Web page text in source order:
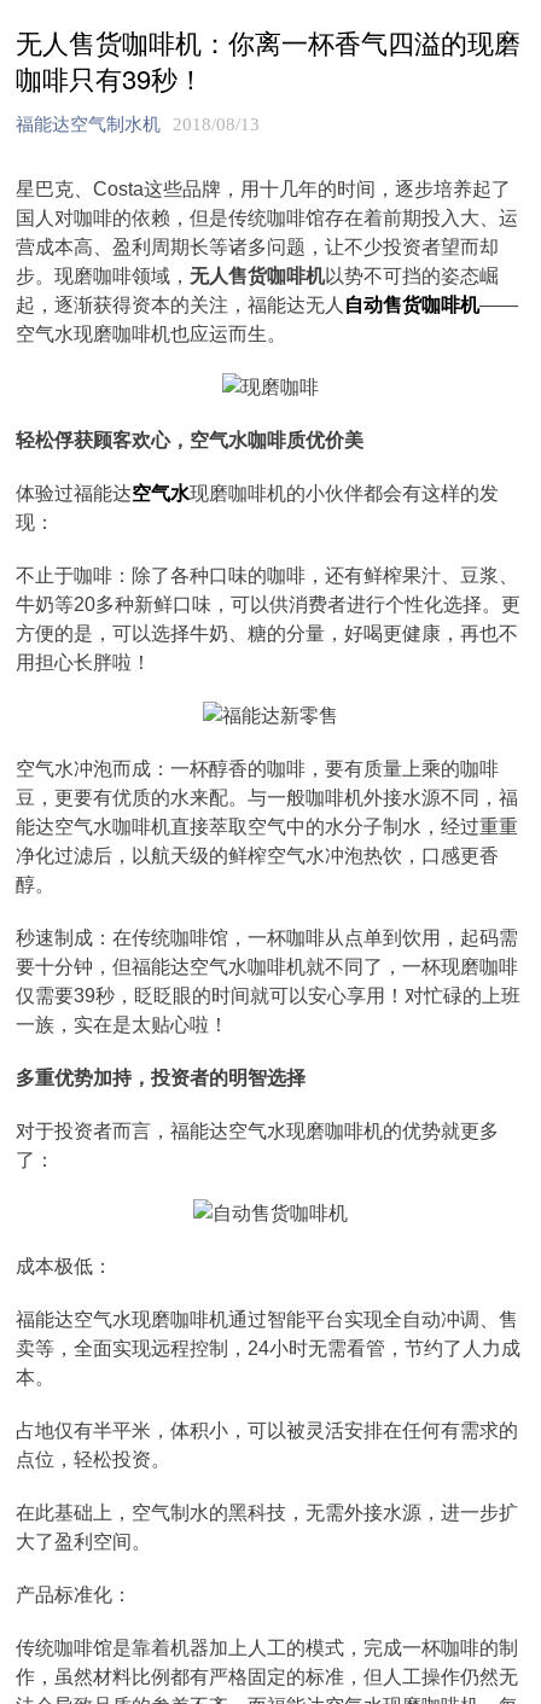
无人售货咖啡机：你离一杯香气四溢的现磨
咖啡只有39秒！
福能达空气制水机 2018/08/13
星巴克、Costa这些品牌，用十几年的时间，逐步培养起了
国人对咖啡的依赖，但是传统咖啡馆存在着前期投入大、运
营成本高、盈利周期长等诸多问题，让不少投资者望而却
步。现磨咖啡领域，无人售货咖啡机以势不可挡的姿态崛
起，逐渐获得资本的关注，福能达无人 自动售货咖啡机——
空气水现磨咖啡机也应运而生。
轻松俘获顾客欢心，空气水咖啡质优价美
体验过福能达空气水现磨咖啡机的小伙伴都会有这样的发
现：
不止于咖啡：除了各种口味的咖啡，还有鲜榨果汁、豆浆、
牛奶等20多种新鲜口味，可以供消费者进行个性化选择。更
方便的是，可以选择牛奶、糖的分量，好喝更健康，再也不
用担心长胖啦！
空气水冲泡而成：一杯醇香的咖啡，要有质量上乘的咖啡
豆，更要有优质的水来配。与一般咖啡机外接水源不同，福
能达空气水咖啡机直接萃取空气中的水分子制水，经过重重
净化过滤后，以航天级的鲜榨空气水冲泡热饮，口感更香
醇。
秒速制成：在传统咖啡馆，一杯咖啡从点单到饮用，起码需
要十分钟，但福能达空气水咖啡机就不同了，一杯现磨咖啡
仅需要39秒，眨眨眼的时间就可以安心享用！对忙碌的上班
一族，实在是太贴心啦！
多重优势加持，投资者的明智选择
对于投资者而言，福能达空气水现磨咖啡机的优势就更多
了：
成本极低：
福能达空气水现磨咖啡机通过智能平台实现全自动冲调、售
卖等，全面实现远程控制，24小时无需看管，节约了人力成
本。
占地仅有半平米，体积小，可以被灵活安排在任何有需求的
点位，轻松投资。
在此基础上，空气制水的黑科技，无需外接水源，进一步扩
大了盈利空间。
产品标准化：
传统咖啡馆是靠着机器加上人工的模式，完成一杯咖啡的制
作，虽然材料比例都有严格固定的标准，但人工操作仍然无